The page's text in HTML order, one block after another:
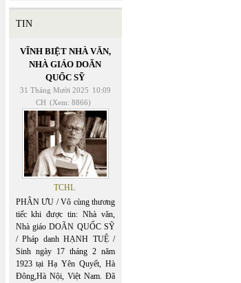
TIN
VĨNH BIỆT NHÀ VĂN,
NHÀ GIÁO DOÃN
QUỐC SỸ
31 Tháng Mười 2025 10:09
CH (Xem: 8866)
TCHL
PHÂN ƯU / Vô cùng thương
tiếc khi được tin: Nhà văn,
Nhà giáo DOÃN QUỐC SỸ
/ Pháp danh HẠNH TUỆ /
Sinh ngày 17 tháng 2 năm
1923 tại Hạ Yên Quyết, Hà
Đông,Hà Nội, Việt Nam. Đã